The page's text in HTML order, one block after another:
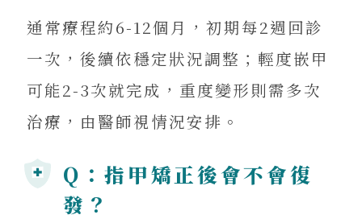
通常療程約6-12個月，初期每2週回診
一次，後續依穩定狀況調整；輕度嵌甲
可能2-3次就完成，重度變形則需多次
治療，由醫師視情況安排。
Q：指甲矯正後會不會復
發？